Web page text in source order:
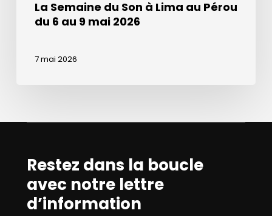
2026La Semaine du Son à Lima au Pérou
du 6 au 9 mai 2026
7 mai 2026
Restez dans la boucle
avec notre lettre
d’information